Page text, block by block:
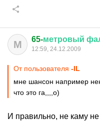
М 65-метровый
12:59, 24.12.2009
От пользователя -IL
мне шансон например
что это га,,,,о)
И правильно, не каму не